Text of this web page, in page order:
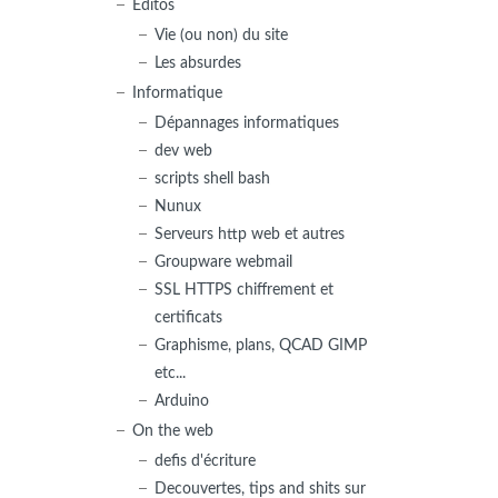
Editos
Vie (ou non) du site
Les absurdes
Informatique
Dépannages informatiques
dev web
scripts shell bash
Nunux
Serveurs http web et autres
Groupware webmail
SSL HTTPS chiffrement et
certificats
Graphisme, plans, QCAD GIMP
etc...
Arduino
On the web
defis d'écriture
Decouvertes, tips and shits sur